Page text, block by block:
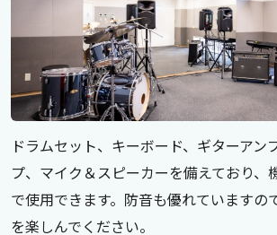
ドラムセット、キーボード、ギターアン
プ、マイク＆スピーカーを備えており、
で使用できます。防音も優れていますの
を楽しんでください。